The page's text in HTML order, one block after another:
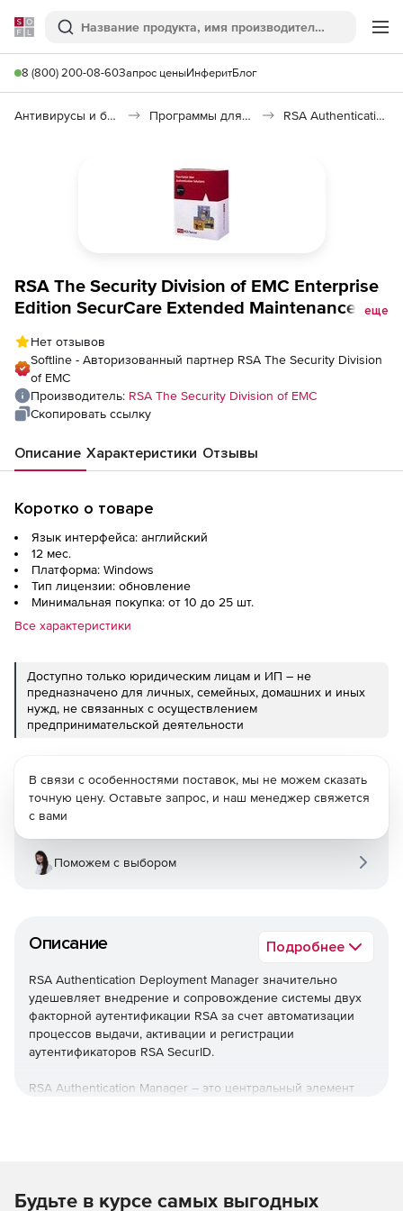
Softline
Поиск
8 (800) 200-08-60Запрос ценыИнферитБлог
Антивирусы и безопасность Программы для защиты информации RSA Authentication Manager
RSA The Security Division of EMC Enterprise
Edition SecurCare Extended Maintenance for
еще
Нет отзывов
Softline - Авторизованный партнер RSA The Security Division
of EMC
Производитель: RSA The Security Division of EMC
Скопировать ссылку
Описание Характеристики Отзывы
Коротко о товаре
Язык интерфейса: английский
12 мес.
Платформа: Windows
Тип лицензии: обновление
Минимальная покупка: от 10 до 25 шт.
Все характеристики
Доступно только юридическим лицам и ИП – не
предназначено для личных, семейных, домашних и иных
нужд, не связанных с осуществлением
предпринимательской деятельности
Описание Подробнее
RSA Authentication Deployment Manager значительно
удешевляет внедрение и сопровождение системы двух
факторной аутентификации RSA за счет автоматизации
процессов выдачи, активации и регистрации
аутентификаторов RSA SecurID.
RSA Authentication Manager – это центральный элемент
В связи с особенностями поставок, мы не можем сказать
точную цену. Оставьте запрос, и наш менеджер свяжется
с вами
Поможем с выбором
Будьте в курсе самых выгодных